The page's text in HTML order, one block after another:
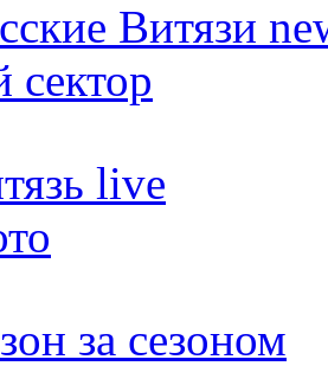
Витязи
сектор
live
за сезоном